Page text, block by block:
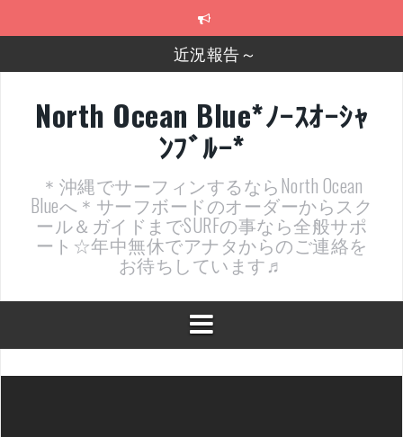
近況報告～
2025年もあざ～した！
近況報告ww
ヤッチマッターーーー！！！
支部長就任報告と支部予選・検定開催決定！
North Ocean Blue*ﾉｰｽｵｰｼｬ
ﾝﾌﾞﾙｰ*
＊沖縄でサーフィンするならNorth Ocean
Blueへ＊サーフボードのオーダーからスク
ール＆ガイドまでSURFの事なら全般サポ
ート☆年中無休でアナタからのご連絡を
お待ちしています♬